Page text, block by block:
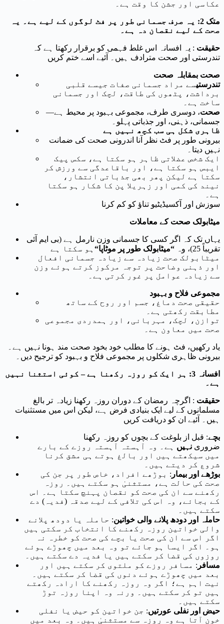
عکاسی اور جشن کا وقت ہے۔
متک 2: یہ صرف جسمانی طور پر فٹ لوگوں کے لیے ہے۔ یہ
صحت کے لیے نقصان دہ ہے۔
حقیقت : یہ افسانہ اس غلط فہمی کو برقرار رکھتا ہے کہ
تندرستی اور صحت مترادف ہیں۔ آئیے اسے ختم کریں
صحت بمقابلہ صحت
تندرستیسے مراد جسمانی صفات جیسے قلبی
برداشت، پٹھوں کی طاقت، لچک اور جسمانی
ساخت ہے۔
صحت، دوسری طرف، مجموعی بہبود پر محیط ہے—
جسمانی، ذہنی، اور جذباتی پہلو۔
ظاہری شکل ہی سب کچھ نہیں ہے
بیرونی طور پر فٹ نظر آنا اندرونی صحت کی ضمانت
نہیں دیتا۔
ایک شخص عضلاتی ظاہر ہو سکتا ہے، سکس پیک
ایبس ہو سکتا ہے، اور باقاعدگی سے ورزش کر
سکتا ہے لیکن پھر بھی جذباتی انتشار،
نیند کی کمی اور زہریلا پن کا شکار ہو سکتا
ہے۔
سوزش اور آکسیڈیٹیو تناؤ کو کم کرنا
میٹابولک صحت کے معاملات
یہاں تک کہ اگر کسی کا جسمانی وزن نارمل ہے (بی ایم آئی
تقریباً 25)، وہ
“میٹابولک طور پر موٹاپا“ ہو سکتا ہے
میٹابولک صحت زیادہ سے زیادہ جسمانی افعال
اور ذہنی وضاحت پر توجہ مرکوز کرتے ہوئے وزن
سے زیادہ عوامل پر غور کرتی ہے۔
مجموعی فلاح و بہبود
حقیقی صحت دماغ، جسم اور روح کے ساتھ
مطابقت رکھتی ہے۔
توازن، لچک، مہربانی، اور ہمدردی مجموعی
صحت میں معاون ہے۔
یاد رکھیں، فٹ ہونے کا مطلب خود بخود صحت مند ہونا نہیں ہے۔
بیرونی ظاہری شکلوں پر مجموعی فلاح و بہبود کو ترجیح دیں۔
افسانہ 3: ہر ایک کو روزہ رکھنا ہے – کوئی استثنا نہیں
ہے۔
حقیقت : اگرچہ رمضان کے دوران روزہ رکھنا زیادہ تر بالغ
مسلمانوں کے لیے ایک بنیادی فرض ہے، لیکن اس میں مستثنیات
ہیں۔ آئیے ان کو دریافت کریں
بچے: قبل از بلوغت کے بچوں کو روزہ رکھنا
ضروری نہیں ہے۔ وہ آہستہ آہستہ روزے کے بارے
میں سیکھتے ہیں اور بالغ ہوتے ہی مشق کرنا
شروع کر دیتے ہیں۔
بوڑھے اور بیمار : بوڑھے افراد، خاص طور پر جن کی
صحت کی حالت ہے، مستثنیٰ ہو سکتے ہیں۔ روزہ
رکھنے سے ان کی صحت کو نقصان پہنچ سکتا ہے۔ اس
کے بجائے، وہ اس کی تلافی کے لیے صدقہ (فدیہ) دے
سکتے ہیں۔
حاملہ اور دودھ پلانے والی خواتین: حاملہ یا دودھ پلانے
والی خواتین روزہ رکھنے کا انتخاب کر سکتی ہیں
اگر اس سے ان کی صحت یا بچے کی صحت کو خطرہ نہ
ہو۔ اگر ایسا ہو جائے تو وہ بعد میں چھوڑے ہوئے
روزوں کی قضا کر سکتے ہیں یا فدیہ دے سکتے ہیں۔
مسافر : مسافر روزے کو ملتوی کر سکتے ہیں اور
بعد میں چھوڑے ہوئے دنوں کی قضا کر سکتے ہیں۔
نیت اہم ہے؛ اگر وہ روزہ رکھنے کا ارادہ رکھتے
ہیں تو کر سکتے ہیں۔ ورنہ وہ اپنا روزہ توڑ
سکتے ہیں۔
حیض اور نفلی عورتیں: جن خواتین کو حیض یا نفلی
خون آتا ہے وہ روزہ سے مستثنیٰ ہیں۔ وہ بعد میں